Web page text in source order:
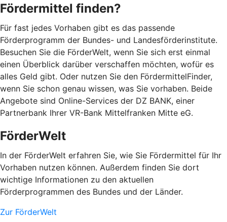
Fördermittel finden?
Für fast jedes Vorhaben gibt es das passende
Förderprogramm der Bundes- und Landesförderinstitute.
Besuchen Sie die FörderWelt, wenn Sie sich erst einmal
einen Überblick darüber verschaffen möchten, wofür es
alles Geld gibt. Oder nutzen Sie den FördermittelFinder,
wenn Sie schon genau wissen, was Sie vorhaben. Beide
Angebote sind Online-Services der DZ BANK, einer
Partnerbank Ihrer VR-Bank Mittelfranken Mitte eG.
FörderWelt
In der FörderWelt erfahren Sie, wie Sie Fördermittel für Ihr
Vorhaben nutzen können. Außerdem finden Sie dort
wichtige Informationen zu den aktuellen
Förderprogrammen des Bundes und der Länder.
Zur FörderWelt